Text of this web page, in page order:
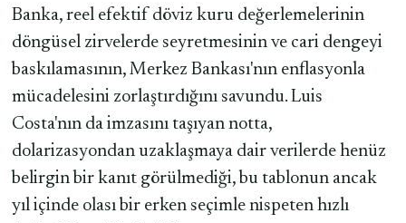
Banka, reel efektif döviz kuru değerlemelerinin
döngüsel zirvelerde seyretmesinin ve cari dengeyi
baskılamasının, Merkez Bankası'nın enflasyonla
mücadelesini zorlaştırdığını savundu. Luis
Costa'nın da imzasını taşıyan notta,
dolarizasyondan uzaklaşmaya dair verilerde henüz
belirgin bir kanıt görülmediği, bu tablonun ancak
yıl içinde olası bir erken seçimle nispeten hızlı